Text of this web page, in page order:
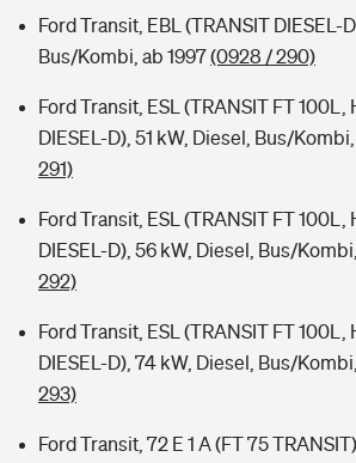
Typklassen: So ist Ihr Auto eingestuft
Sie haben Fragen?
Ford Transit, EBL (TRANSIT DIESEL-
Bus/Kombi, ab 1997(0928 / 290)
Ford Transit, ESL (TRANSIT FT 100L,
DIESEL-D), 51 kW, Diesel, Bus/
291)
Ford Transit, ESL (TRANSIT FT 100L,
DIESEL-D), 56 kW, Diesel, Bus/
292)
Ford Transit, ESL (TRANSIT FT 100L,
DIESEL-D), 74 kW, Diesel, Bus/
293)
Ford Transit, 72 E 1 A (FT 75